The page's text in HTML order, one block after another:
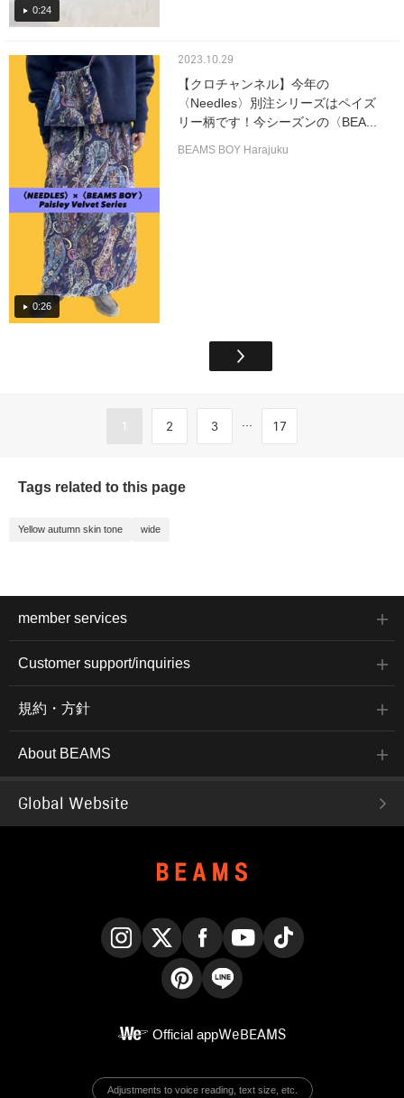
0:24
0:26
2023.10.29
【クロチャンネル】今年の
〈Needles〉別注シリーズはペイズ
リー柄です！今シーズンの〈BEA...
BEAMS BOY Harajuku
1 2 3 ... 17
Tags related to this page
Yellow autumn skin tone wide
member services
Customer support/inquiries
規約・方針
About BEAMS
Global Website
Official appWeBEAMS
Adjustments to voice reading, text size, etc.